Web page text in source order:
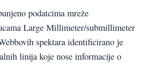
podatcima mreže
Large Millimeter/submillimeter
spektara identificirano je
linija koje nose informacije o